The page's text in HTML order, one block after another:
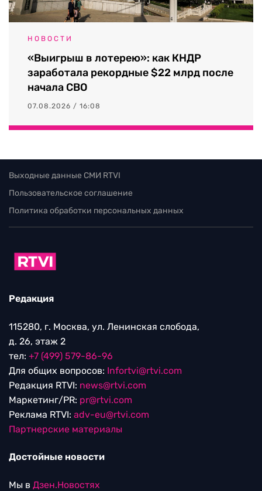
НОВОСТИ
«Выигрыш в лотерею»: как КНДР
заработала рекордные $22 млрд после
начала СВО
07.08.2026 / 16:08
Выходные данные СМИ RTVI
Пользовательское соглашение
Политика обработки персональных данных
Редакция
115280, г. Москва, ул. Ленинская слобода,
д. 26, этаж 2
тел: +7 (499) 579-86-96
Для общих вопросов: Infortvi@rtvi.com
Редакция RTVI: news@rtvi.com
Маркетинг/PR: pr@rtvi.com
Реклама RTVI: adv-eu@rtvi.com
Партнерские материалы
Достойные новости
Мы в Дзен.Новостях